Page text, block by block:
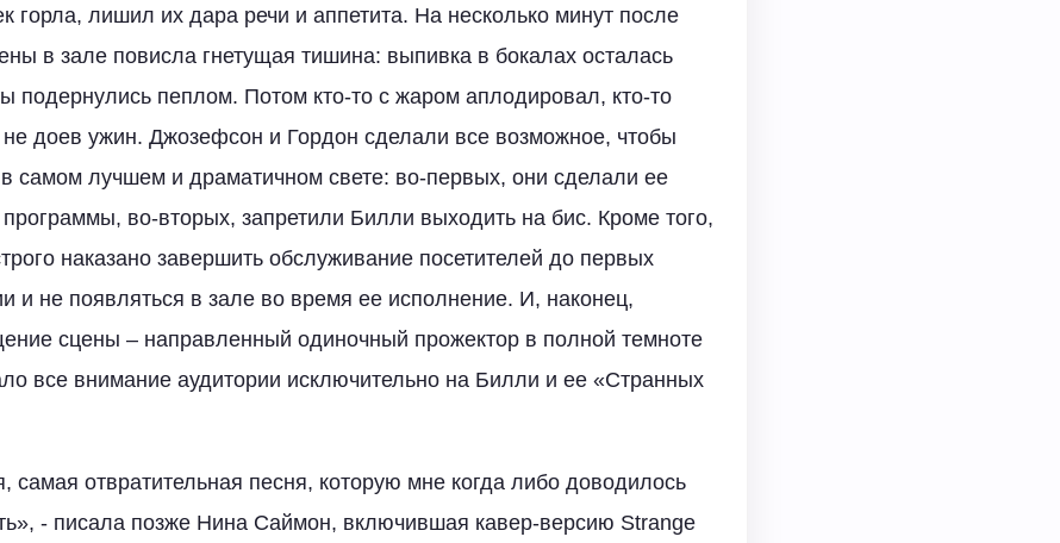
горла, лишил их дара речи и аппетита. На несколько минут после
в зале повисла гнетущая тишина: выпивка в бокалах осталась
подернулись пеплом. Потом кто-то с жаром аплодировал, кто-то
доев ужин. Джозефсон и Гордон сделали все возможное, чтобы
самом лучшем и драматичном свете: во-первых, они сделали ее
во-вторых, запретили Билли выходить на бис. Кроме того,
наказано завершить обслуживание посетителей до первых
и не появляться в зале во время ее исполнение. И, наконец,
сцены – направленный одиночный прожектор в полной темноте
все внимание аудитории исключительно на Билли и ее «Странных
самая отвратительная песня, которую мне когда либо доводилось
- писала позже Нина Саймон, включившая кавер-версию Strange